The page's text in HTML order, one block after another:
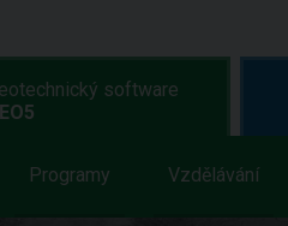
software
Programy Vzdělávání